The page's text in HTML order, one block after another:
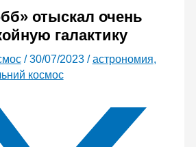
отыскал очень
галактику
/30/07/2023 /астрономия,
космос